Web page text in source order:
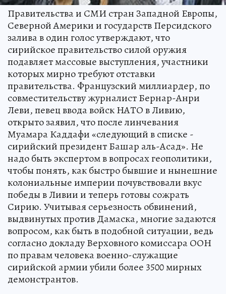
Правительства и СМИ стран Западной Европы,
Северной Америки и государств Персидского
залива в один голос утверждают, что
сирийское правительство силой оружия
подавляет массовые выступления, участники
которых мирно требуют отставки
правительства. Французский миллиардер, по
совместительству журналист Бернар-Анри
Леви, певец ввода войск НАТО в Ливию,
открыто заявил, что после линчевания
Муамара Каддафи «следующий в списке -
сирийский президент Башар аль-Асад». Не
надо быть экспертом в вопросах геополитики,
чтобы понять, как быстро бывшие и нынешние
колониальные империи почувствовали вкус
победы в Ливии и теперь готовы сожрать
Сирию. Учитывая серьезность обвинений,
выдвинутых против Дамаска, многие задаются
вопросом, как быть в подобной ситуации, ведь
согласно докладу Верховного комиссара ООН
по правам человека военно-служащие
сирийской армии убили более 3500 мирных
демонстрантов.